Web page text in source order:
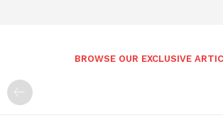
BROWSE OUR EXCLUSIVE